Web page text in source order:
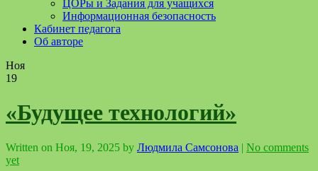
ЦОРы и Задания для учащихся
Информационная безопасность
Кабинет педагога
Об авторе
Ноя
19
«Будущее технологий»
Written on Ноя, 19, 2025 by Людмила Самсонова | No comments
yet